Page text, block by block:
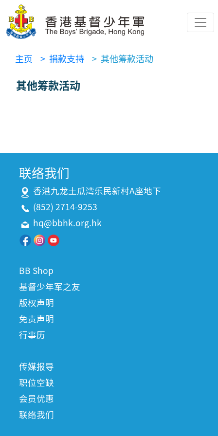
主页 > 捐款支持 > 其他筹款活动
其他筹款活动
联络我们
香港九龙土瓜湾乐民新村A座地下
(852) 2714-9253
hq@bbhk.org.hk
BB Shop
基督少年军之友
版权声明
免责声明
行事历
传媒报导
职位空缺
会员优惠
联络我们